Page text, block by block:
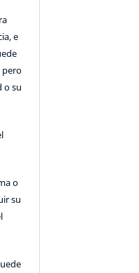
e
pero
o su
o
su